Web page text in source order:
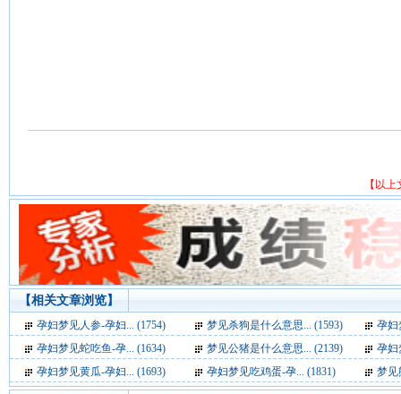
【以
【相关文章浏览】
孕妇梦见人参-孕妇... (1754) 梦见杀狗是什么意思... (1593)
孕妇
孕妇梦见蛇吃鱼-孕... (1634)
梦见公猪是什么意思... (2139)
孕妇
孕妇梦见黄瓜-孕妇... (1693)
孕妇梦见吃鸡蛋-孕... (1831) 梦见